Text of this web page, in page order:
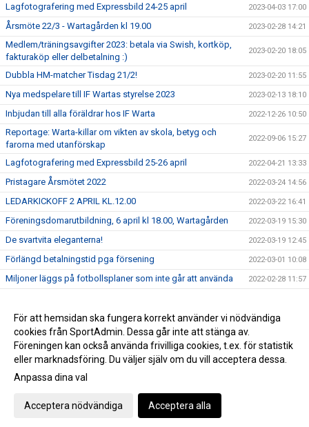
Lagfotografering med Expressbild 24-25 april 2023-04-03 17:00
Årsmöte 22/3 - Wartagården kl 19.00 2023-02-28 14:21
Medlem/träningsavgifter 2023: betala via Swish, kortköp,
fakturaköp eller delbetalning :)
2023-02-20 18:05
Dubbla HM-matcher Tisdag 21/2! 2023-02-20 11:55
Nya medspelare till IF Wartas styrelse 2023 2023-02-13 18:10
Inbjudan till alla föräldrar hos IF Warta 2022-12-26 10:50
Reportage: Warta-killar om vikten av skola, betyg och
farorna med utanförskap
2022-09-06 15:27
Lagfotografering med Expressbild 25-26 april 2022-04-21 13:33
Pristagare Årsmötet 2022 2022-03-24 14:56
LEDARKICKOFF 2 APRIL KL.12.00 2022-03-22 16:41
Föreningsdomarutbildning, 6 april kl 18.00, Wartagården 2022-03-19 15:30
De svartvita eleganterna! 2022-03-19 12:45
Förlängd betalningstid pga försening 2022-03-01 10:08
Miljoner läggs på fotbollsplaner som inte går att använda 2022-02-28 11:57
Årsmöte 23/3 - Wartagården kl 19.00 2022-02-22 14:05
Dags att ladda ner SportAdmin MedlemsApp 2022-02-13 17:32
Gå till Webbversion
För att hemsidan ska fungera korrekt använder vi nödvändiga
cookies från SportAdmin. Dessa går inte att stänga av.
Föreningen kan också använda frivilliga cookies, t.ex. för statistik
eller marknadsföring. Du väljer själv om du vill acceptera dessa.
Anpassa dina val
Acceptera nödvändiga Acceptera alla